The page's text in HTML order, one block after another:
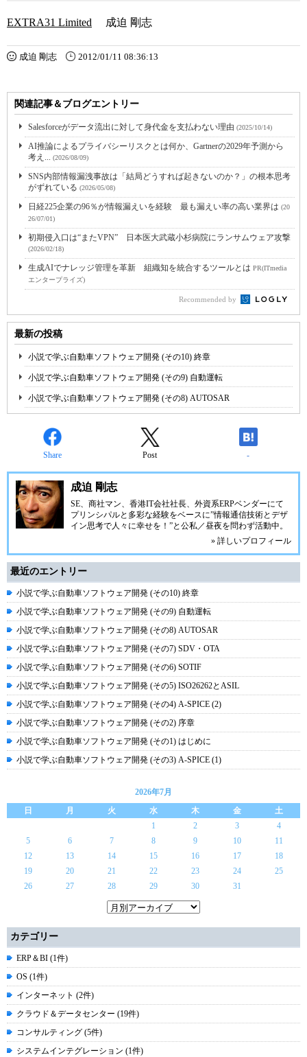
EXTRA31 Limited 成迫 剛志
成迫 剛志 2012/01/11 08:36:13
関連記事＆ブログエントリー
Salesforceがデータ流出に対して身代金を支払わない理由 (2025/10/14)
AI推論によるプライバシーリスクとは何か、Gartnerの2029年予測から
考え... (2026/08/09)
SNS内部情報漏洩事故は「結局どうすれば起きないのか？」の根本思考
がずれている (2026/05/08)
日経225企業の96％が情報漏えいを経験 最も漏えい率の高い業界は (20
26/07/01)
初期侵入口は“またVPN” 日本医大武蔵小杉病院にランサムウェア攻撃
(2026/02/18)
生成AIでナレッジ管理を革新 組織知を統合するツールとは PR(ITmedia
エンタープライズ)
Recommended by
最新の投稿
小説で学ぶ自動車ソフトウェア開発 (その10) 終章
小説で学ぶ自動車ソフトウェア開発 (その9) 自動運転
小説で学ぶ自動車ソフトウェア開発 (その8) AUTOSAR
Share Post -
成迫 剛志
SE、商社マン、香港IT会社社長、外資系ERPベンダーにて
プリンシパルと多彩な経験をベースに”情報通信技術とデザ
イン思考で人々に幸せを！”と公私／昼夜を問わず活動中。
» 詳しいプロフィール
最近のエントリー
小説で学ぶ自動車ソフトウェア開発 (その10) 終章
小説で学ぶ自動車ソフトウェア開発 (その9) 自動運転
小説で学ぶ自動車ソフトウェア開発 (その8) AUTOSAR
小説で学ぶ自動車ソフトウェア開発 (その7) SDV・OTA
小説で学ぶ自動車ソフトウェア開発 (その6) SOTIF
小説で学ぶ自動車ソフトウェア開発 (その5) ISO26262とASIL
小説で学ぶ自動車ソフトウェア開発 (その4) A-SPICE (2)
小説で学ぶ自動車ソフトウェア開発 (その2) 序章
小説で学ぶ自動車ソフトウェア開発 (その1) はじめに
小説で学ぶ自動車ソフトウェア開発 (その3) A-SPICE (1)
2026年7月
日
月 火 水 木 金
土
1
2 3
4
5
6 7 8 9 10
11
12
13 14 15 16 17
18
19
20 21 22 23 24
25
26
27 28 29 30 31
カテゴリー
ERP＆BI (1件)
OS (1件)
インターネット (2件)
クラウド＆データセンター (19件)
コンサルティング (5件)
システムインテグレーション (1件)